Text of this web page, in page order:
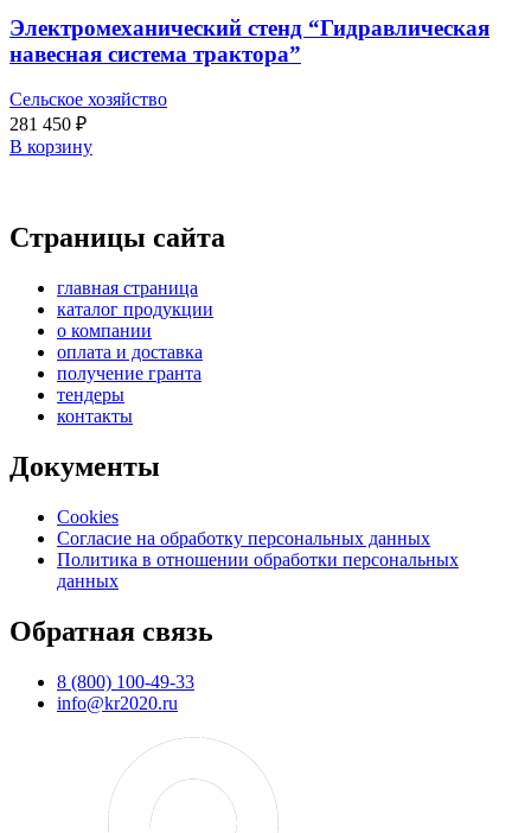
Электромеханический стенд “Гидравлическая
навесная система трактора”
Сельское хозяйство
281 450 ₽
В корзину
Страницы сайта
главная страница
каталог продукции
о компании
оплата и доставка
получение гранта
тендеры
контакты
Документы
Cookies
Согласие на обработку персональных данных
Политика в отношении обработки персональных
данных
Обратная связь
8 (800) 100-49-33
info@kr2020.ru